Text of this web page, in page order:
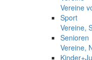
Vereine
Sport
Vereine,
Senioren
Vereine,